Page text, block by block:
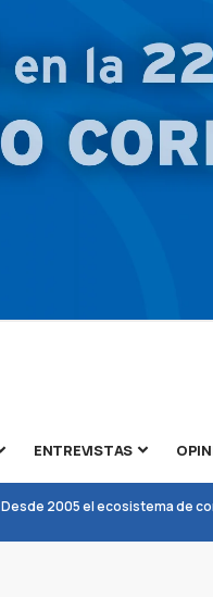
ENTREVISTAS
Desde 2005 el ecosistema de